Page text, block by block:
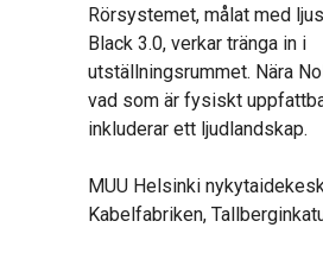
Rörsystemet, målat med
Black 3.0, verkar tränga in i
utställningsrummet. Nära
vad som är fysiskt
inkluderar ett ljudlandskap.
MUU Helsinki
Kabelfabriken,